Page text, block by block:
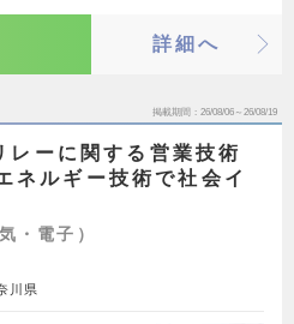
詳細へ
掲載期間 26/08/06～26/08/19
レーに関する営業技術
ネルギー技術で社会イ
・電子）
川県